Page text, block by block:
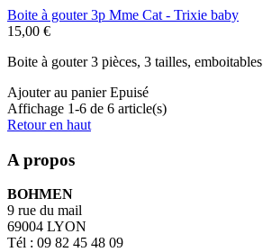
Boite à gouter 3p Mme Cat - Trixie baby
15,00 €
Boite à gouter 3 pièces, 3 tailles, emboitables
Ajouter au panierEpuisé
Affichage 1-6 de 6 article(s)
Retour en haut
A propos
BOHMEN
9 rue du mail
69004 LYON
Tél : 09 82 45 48 09